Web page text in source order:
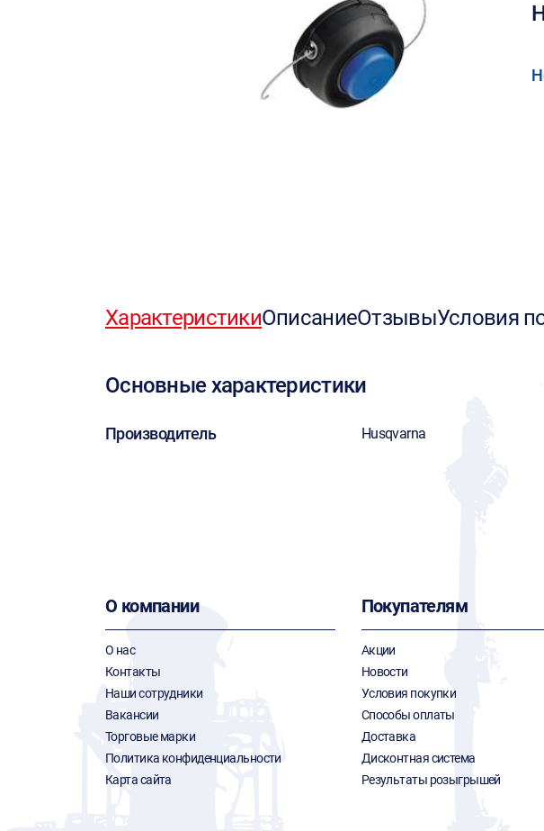
ХарактеристикиОписаниеОтзывыУсловия
Основные характеристики
Производитель Husqvarna
О компании
О нас
Контакты
Наши сотрудники
Вакансии
Торговые марки
Политика конфиденциальности
Карта сайта
Покупателям
Акции
Новости
Условия покупки
Способы оплаты
Доставка
Дисконтная система
Результаты розыгрышей